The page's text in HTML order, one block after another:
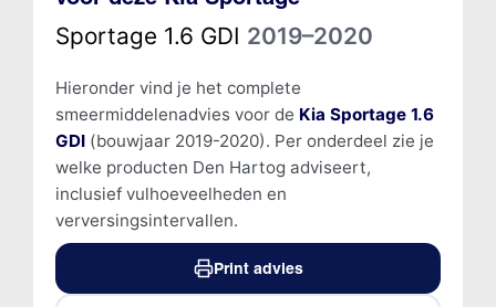
Sportage 1.6 GDI 2019–2020
Hieronder vind je het complete
smeermiddelenadvies voor de Kia Sportage 1.6
GDI(bouwjaar 2019-2020). Per onderdeel zie je
welke producten Den Hartog adviseert,
inclusief vulhoeveelheden en
verversingsintervallen.
Print advies